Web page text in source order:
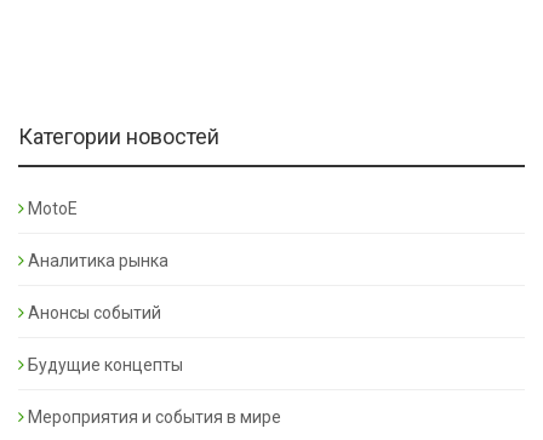
Категории новостей
MotoE
Аналитика рынка
Анонсы событий
Будущие концепты
Мероприятия и события в мире